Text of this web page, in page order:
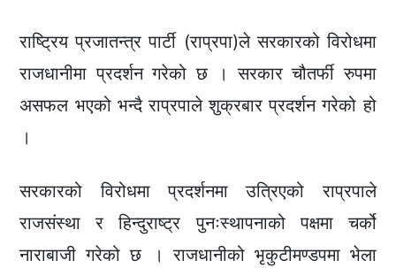
राष्ट्रिय प्रजातन्त्र पार्टी (राप्रपा)ले सरकारको विरोधमा
राजधानीमा प्रदर्शन गरेको छ । सरकार चौतर्फी रुपमा
असफल भएको भन्दै राप्रपाले शुक्रबार प्रदर्शन गरेको हो
।
सरकारको विरोधमा प्रदर्शनमा उत्रिएको राप्रपाले
राजसंस्था र हिन्दुराष्ट्र पुनःस्थापनाको पक्षमा चर्को
नाराबाजी गरेको छ । राजधानीको भृकुटीमण्डपमा भेला